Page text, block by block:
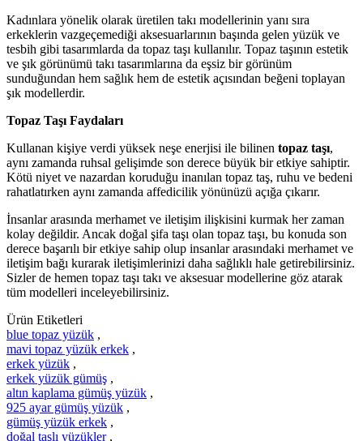
Kadınlara yönelik olarak üretilen takı modellerinin yanı sıra
erkeklerin vazgeçemediği aksesuarlarının başında gelen yüzük ve
tesbih gibi tasarımlarda da topaz taşı kullanılır. Topaz taşının estetik
ve şık görünümü takı tasarımlarına da eşsiz bir görünüm
sunduğundan hem sağlık hem de estetik açısından beğeni toplayan
şık modellerdir.
Topaz Taşı Faydaları
Kullanan kişiye verdi yüksek neşe enerjisi ile bilinen topaz taşı,
aynı zamanda ruhsal gelişimde son derece büyük bir etkiye sahiptir.
Kötü niyet ve nazardan koruduğu inanılan topaz taş, ruhu ve bedeni
rahatlatırken aynı zamanda affedicilik yönünüzü açığa çıkarır.
İnsanlar arasında merhamet ve iletişim ilişkisini kurmak her zaman
kolay değildir. Ancak doğal şifa taşı olan topaz taşı, bu konuda son
derece başarılı bir etkiye sahip olup insanlar arasındaki merhamet ve
iletişim bağı kurarak iletişimlerinizi daha sağlıklı hale getirebilirsiniz.
Sizler de hemen topaz taşı takı ve aksesuar modellerine göz atarak
tüm modelleri inceleyebilirsiniz.
Ürün Etiketleri
blue topaz yüzük ,
mavi topaz yüzük erkek ,
erkek yüzük ,
erkek yüzük gümüş ,
altın kaplama gümüş yüzük ,
925 ayar gümüş yüzük ,
gümüş yüzük erkek ,
doğal taşlı yüzükler ,